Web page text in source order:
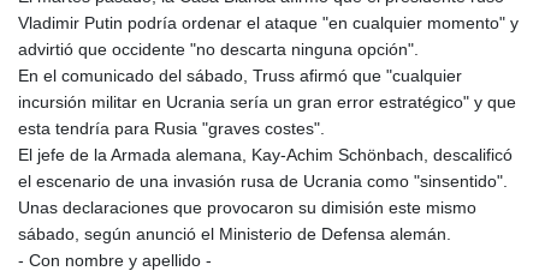
KWD 0.356853
KYD 0.960588
KZT 540.233287
LAK 26025.676609
LBP
103223.017367
LKR 386.635196
LRD 208.057415
LSL 18.726567
LTL 3.413768
Vladimir Putin podría ordenar el ataque "en cualquier momento" y
advirtió que occidente "no descarta ninguna opción".
En el comunicado del sábado, Truss afirmó que "cualquier
incursión militar en Ucrania sería un gran error estratégico" y que
esta tendría para Rusia "graves costes".
El jefe de la Armada alemana, Kay-Achim Schönbach, descalificó
el escenario de una invasión rusa de Ucrania como "sinsentido".
Unas declaraciones que provocaron su dimisión este mismo
sábado, según anunció el Ministerio de Defensa alemán.
- Con nombre y apellido -